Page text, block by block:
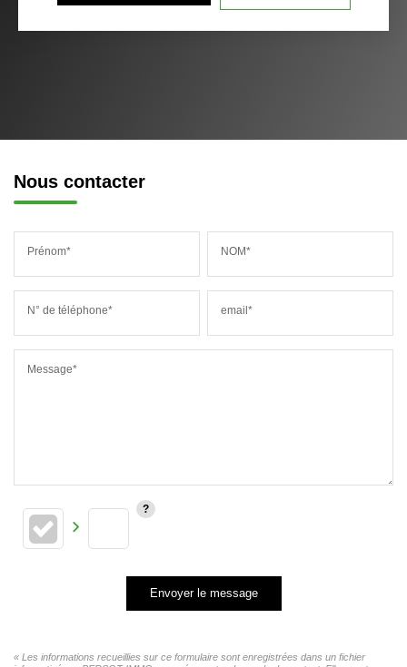
Nous contacter
Prénom* NOM*
N° de téléphone* email*
Message*
Envoyer le message
« Les informations recueillies sur ce formulaire sont enregistrées dans un fichier